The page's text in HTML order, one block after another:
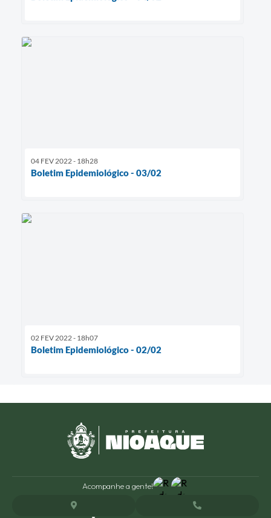
04 FEV 2022 - 18h28
Boletim Epidemiológico - 03/02
02 FEV 2022 - 18h07
Boletim Epidemiológico - 02/02
Acompanhe a gente!